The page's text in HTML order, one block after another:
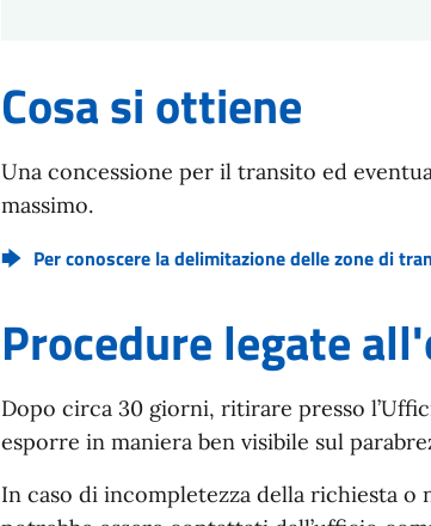
Cosa si ottiene
Una concessione per il transito ed
massimo.
Per conoscere la delimitazione delle zone di
Procedure legate
Dopo circa 30 giorni, ritirare presso
esporre in maniera ben visibile sul
In caso di incompletezza della richiesta